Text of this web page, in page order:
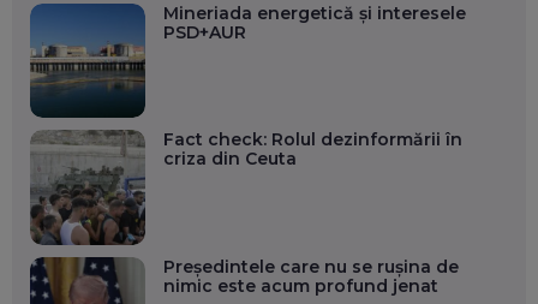
Mineriada energetică și interesele
PSD+AUR
Fact check: Rolul dezinformării în
criza din Ceuta
Președintele care nu se rușina de
nimic este acum profund jenat